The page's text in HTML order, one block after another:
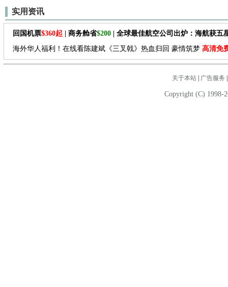
实用资讯
回国机票$360起 | 商务舱省$200 | 全球最佳航空公司出炉：海航获五
海外华人福利！在线看陈建斌《三叉戟》热血归回 豪情筑梦 高清免
关于本站| 广告服务
Copyright (C) 1998-